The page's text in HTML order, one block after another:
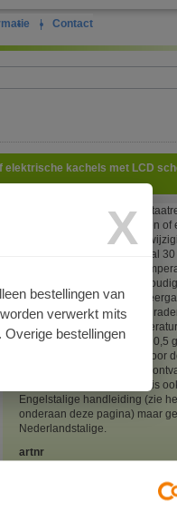
| Contact
X
bestellingen van
verwerkt mits
bestellingen
elektrische kachels met LCD
Programmeerbare
elektrische infraroodpanelen of
kachels. Tot 4
programmeerbaar (minimaal
ertussen). Dag en nacht
en met een drukknop
schakelen. Temperatuur
per 0,5 graad van 3 tot 40
Vorstbescherming bij
graden Celsius. Hysteresis 0,5
Oplaadbare accu backup voor
voor 50 uur. Bij de levering
Duitstalige handleiding. Er is
Engelstalige handleiding (zie
onderaan deze pagina) maar
Nederlandstalige.
artnr
EB TS10 stekker thermostaat,